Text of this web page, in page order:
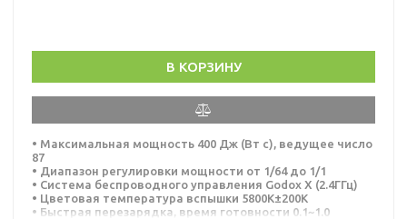
В КОРЗИНУ
• Максимальная мощность 400 Дж (Вт с), ведущее число
87
• Диапазон регулировки мощности от 1/64 до 1/1
• Система беспроводного управления Godox X (2.4ГГц)
• Цветовая температура вспышки 5800K±200K
• Быстрая перезарядка, время готовности 0.1~1.0